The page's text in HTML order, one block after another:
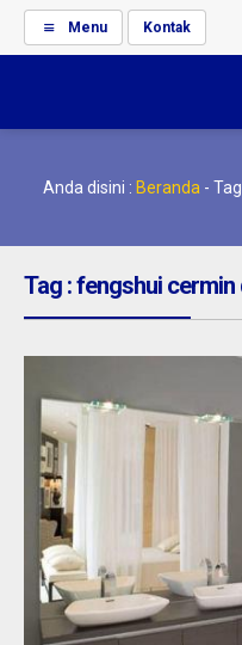
Menu Kontak
Anda disini : Beranda -
Tag : fengshui